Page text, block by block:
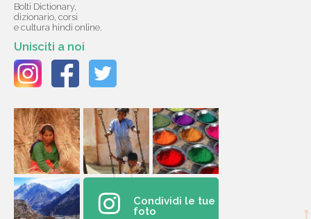
Bolti Dictionary,
dizionario, corsi
e cultura hindi online.
Unisciti a noi
Condividi le tue
foto